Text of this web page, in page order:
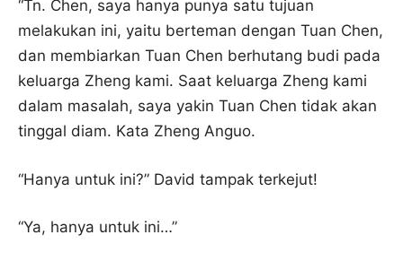
“Tn. Chen, saya hanya punya satu tujuan
melakukan ini, yaitu berteman dengan Tuan Chen,
dan membiarkan Tuan Chen berhutang budi pada
keluarga Zheng kami. Saat keluarga Zheng kami
dalam masalah, saya yakin Tuan Chen tidak akan
tinggal diam. Kata Zheng Anguo.
“Hanya untuk ini?” David tampak terkejut!
“Ya, hanya untuk ini…”